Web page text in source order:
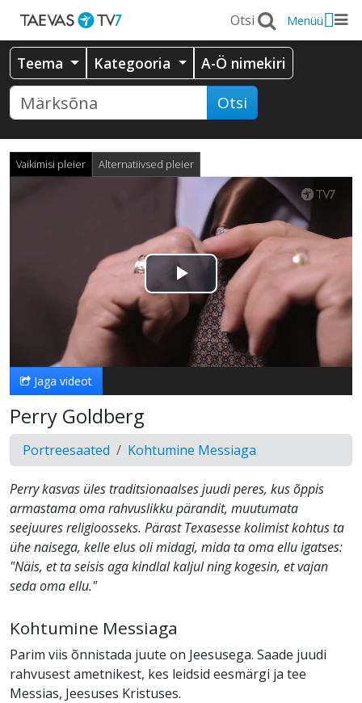
Menüü
Teema Kategooria A-Ö nimekiri
Otsi
Vaikimisi pleier Alternatiivsed pleier
Esita
video
Jaga videot
Perry Goldberg
Portreesaated Kohtumine Messiaga
Perry kasvas üles traditsionaalses juudi peres, kus õppis
armastama oma rahvuslikku pärandit, muutumata
seejuures religioosseks. Pärast Texasesse kolimist kohtus ta
ühe naisega, kelle elus oli midagi, mida ta oma ellu igatses:
"Näis, et ta seisis aga kindlal kaljul ning kogesin, et vajan
seda oma ellu."
Kohtumine Messiaga
Parim viis õnnistada juute on Jeesusega. Saade juudi
rahvusest ametnikest, kes leidsid eesmärgi ja tee
Messias, Jeesuses Kristuses.